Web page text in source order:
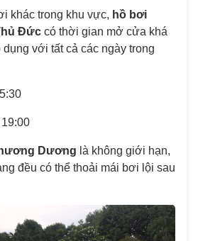
khác trong khu vực, hồ bơi
Đức có thời gian mở cửa khá
với tất cả các ngày trong
Dương là không giới hạn,
đều có thể thoải mái bơi lội sau